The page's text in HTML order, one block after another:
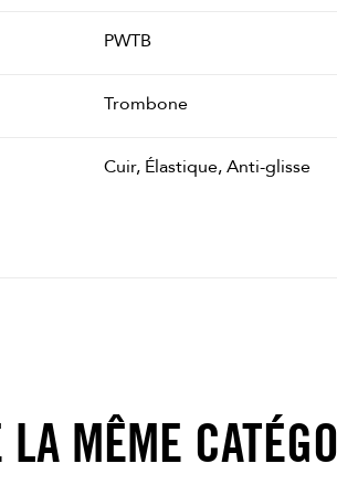
PWTB
Trombone
Cuir, Élastique, Anti-glisse
MÊME